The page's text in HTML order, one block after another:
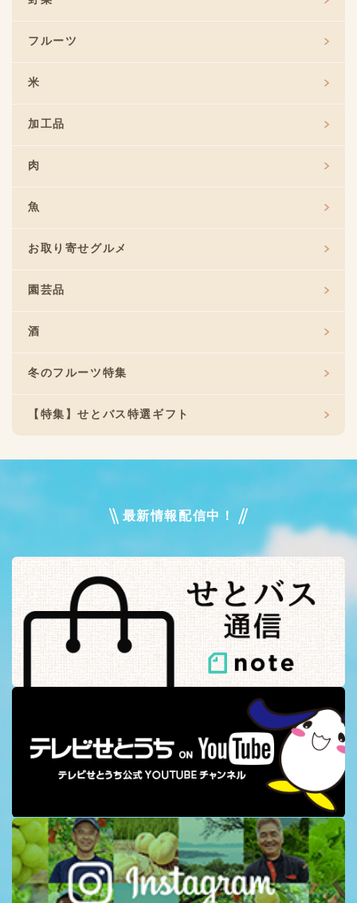
フルーツ
米
加工品
肉
魚
お取り寄せグルメ
園芸品
酒
冬のフルーツ特集
【特集】せとバス特選ギフト
最新情報配信中！